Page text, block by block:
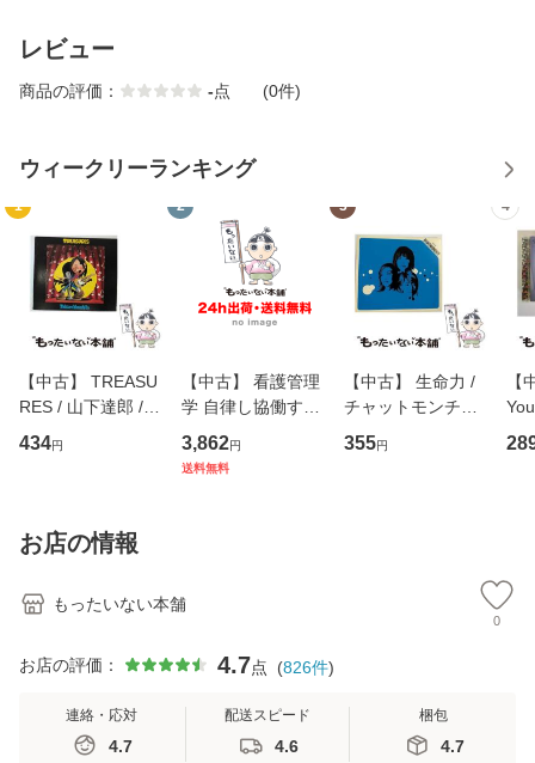
レビュー
商品の評価： -点 (0件)
ウィークリーランキング
1
【中古】 TREASU
RES / 山下達郎 /
イーストウエス
ト・ジャパン [CD]
434円
2
【中古】 看護管理
学 自律し協働する
専門職の看護マネ
ジメントスキル 改
3,862円
送料無料
3
【中古】 生命力 /
チャットモンチー /
キューンレコード
[CD]【メール便送
355円
4
【
のが
お店の情報
もったいない本舗
0
お店の評価： 4.7点 (826件)
連絡・応対
4.7
配送スピード
4.6
梱包
4.7